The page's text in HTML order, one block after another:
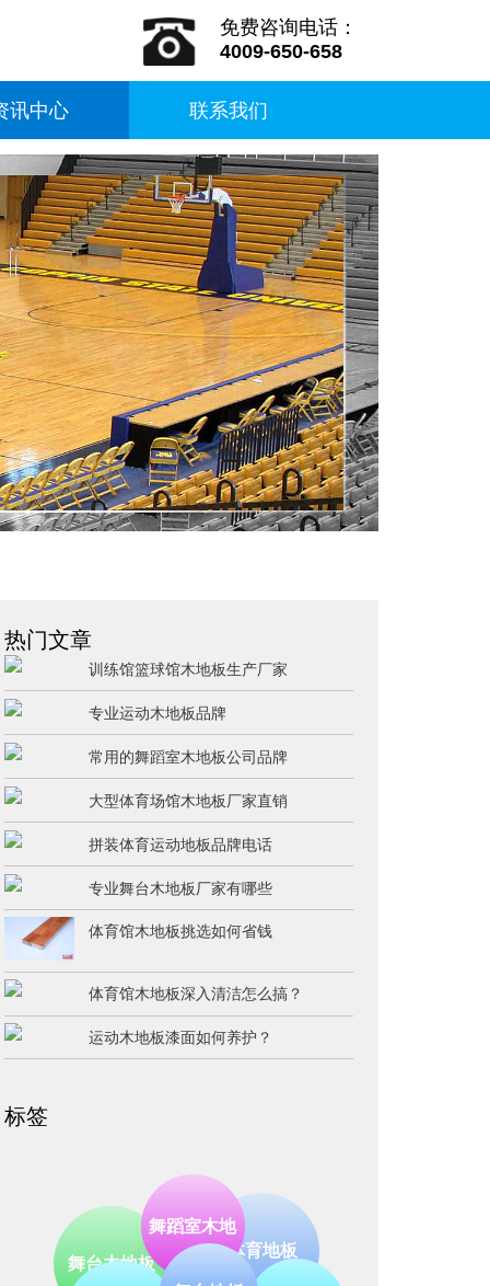
免费咨询电话：
4009-650-658
讯中心 联系我们
热门文章
训练馆篮球馆木地板生产厂家
专业运动木地板品牌
常用的舞蹈室木地板公司品牌
大型体育场馆木地板厂家直销
拼装体育运动地板品牌电话
专业舞台木地板厂家有哪些
体育馆木地板挑选如何省钱
体育馆木地板深入清洁怎么搞？
运动木地板漆面如何养护？
标签
运动木地板 体育地板
舞台木地板
舞蹈室木地